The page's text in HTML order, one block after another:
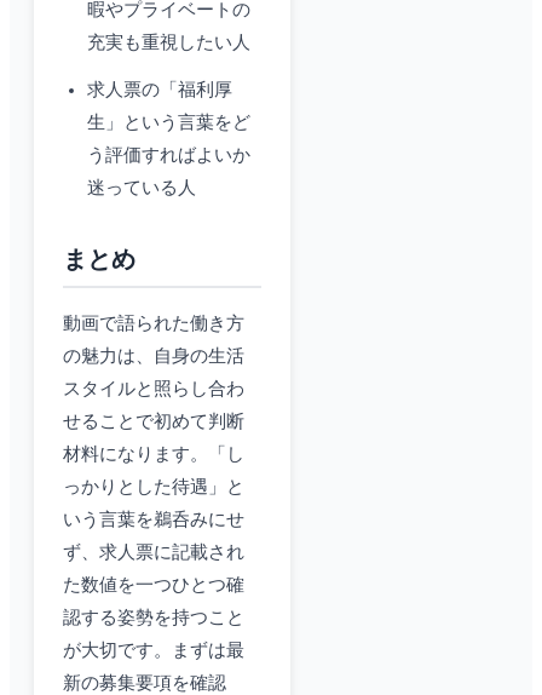
暇やプライベートの
充実も重視したい人
求人票の「福利厚
生」という言葉をど
う評価すればよいか
迷っている人
まとめ
動画で語られた働き方
の魅力は、自身の生活
スタイルと照らし合わ
せることで初めて判断
材料になります。「し
っかりとした待遇」と
いう言葉を鵜呑みにせ
ず、求人票に記載され
た数値を一つひとつ確
認する姿勢を持つこと
が大切です。まずは最
新の募集要項を確認